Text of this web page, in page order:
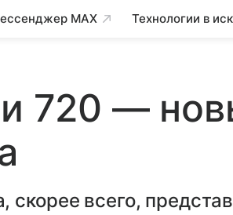
MAX Технологии в
720 —
скорее всего,